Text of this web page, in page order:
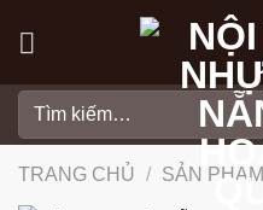
kiếm:
TRANG CHỦ / SẢN PHẨM